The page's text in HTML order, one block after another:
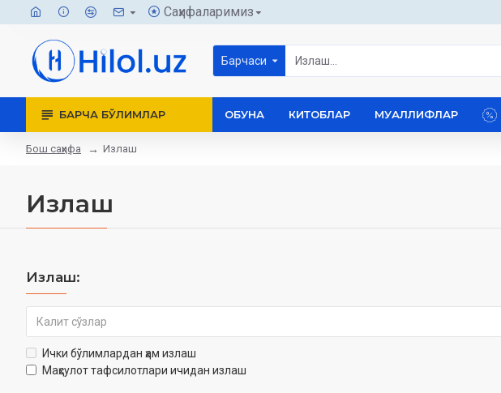
Саҳифаларимиз
Барчаси
БАРЧА БЎЛИМЛАР ОБУНА КИТОБЛАР МУАЛЛИФЛАР
Бош саҳифа Излаш
Излаш
Излаш:
Ички бўлимлардан ҳам излаш
Маҳсулот тафсилотлари ичидан излаш